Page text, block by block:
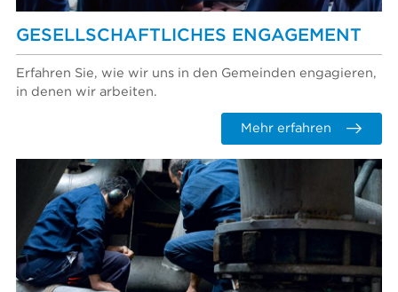
GESELLSCHAFTLICHES ENGAGEMENT
Erfahren Sie, wie wir uns in den Gemeinden engagieren,
in denen wir arbeiten.
Mehr erfahren